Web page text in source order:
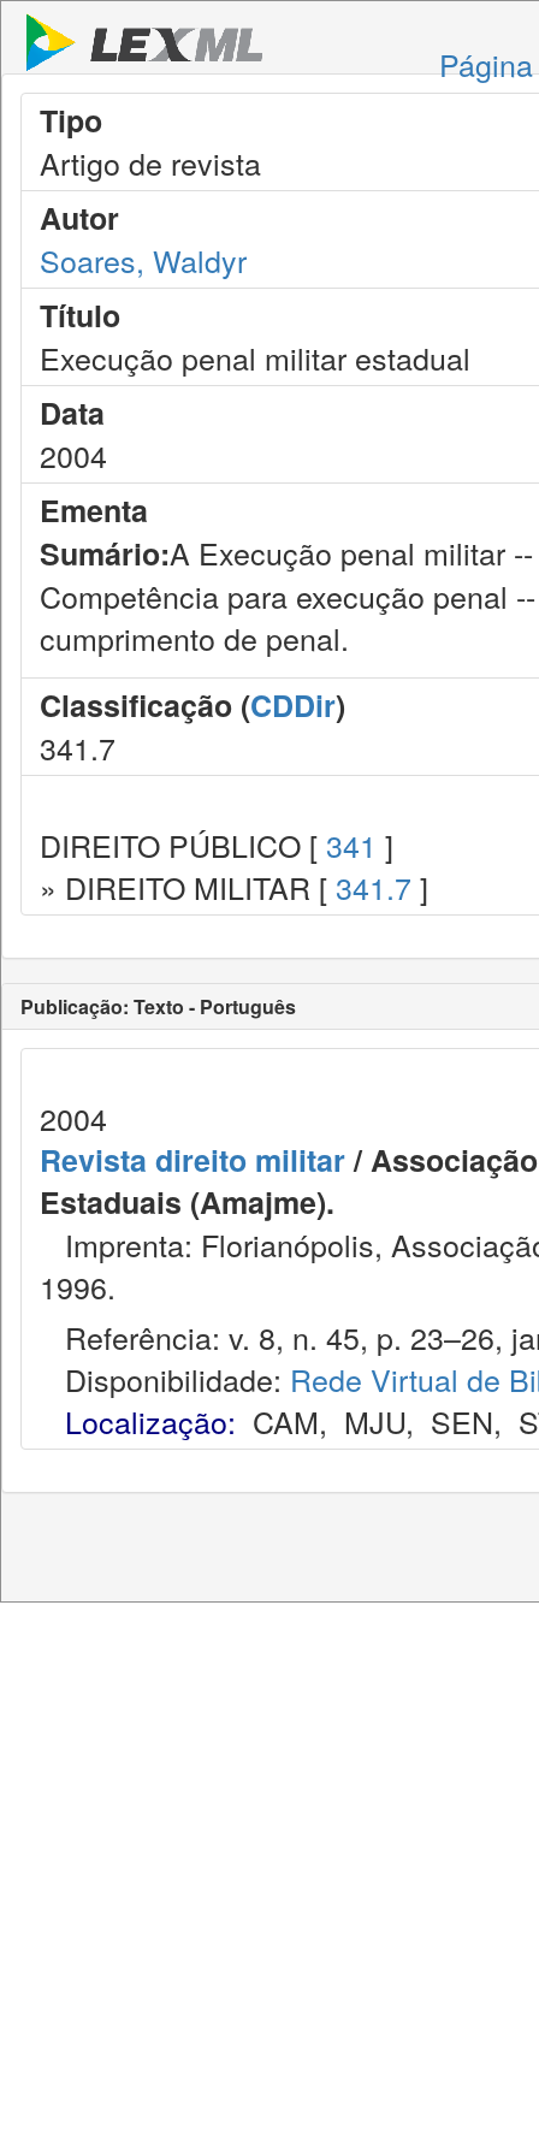
Tipo
Artigo de revista
Autor
Soares, Waldyr
Título
Execução penal militar estadual
Data
2004
Ementa
Sumário:A Execução penal militar
Competência para execução penal
cumprimento de penal.
Classificação (CDDir)
341.7
DIREITO PÚBLICO [ 341 ]
» DIREITO MILITAR [ 341.7 ]
Publicação: Texto - Português
2004
Revista direito militar/
Estaduais (Amajme).
Imprenta: Florianópolis,
1996.
Referência: v. 8, n. 45, p. 23–26,
Disponibilidade: Rede Virtual de
Localização: CAM, MJU, SEN,